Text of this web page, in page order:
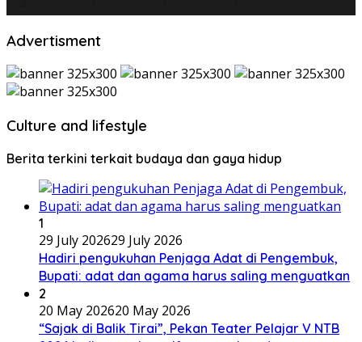
Advertisment
Culture and lifestyle
Berita terkini terkait budaya dan gaya hidup
1
29 July 202629 July 2026
Hadiri pengukuhan Penjaga Adat di Pengembuk,
Bupati: adat dan agama harus saling menguatkan
2
20 May 202620 May 2026
“Sajak di Balik Tirai”, Pekan Teater Pelajar V NTB